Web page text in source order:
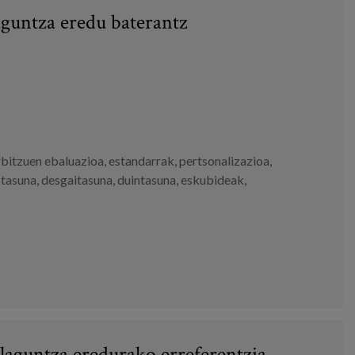
eredu baterantz
ebaluazioa, estandarrak,pertsonalizazioa,
, desgaitasuna, duintasuna, eskubideak,